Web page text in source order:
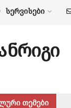
ᲡᲔᲠᲕᲘᲡᲔᲑᲘ
თემები